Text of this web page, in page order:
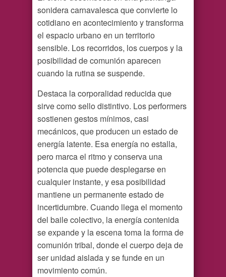
sonidera carnavalesca que convierte lo
cotidiano en acontecimiento y transforma
el espacio urbano en un territorio
sensible. Los recorridos, los cuerpos y la
posibilidad de comunión aparecen
cuando la rutina se suspende.
Destaca la corporalidad reducida que
sirve como sello distintivo. Los performers
sostienen gestos mínimos, casi
mecánicos, que producen un estado de
energía latente. Esa energía no estalla,
pero marca el ritmo y conserva una
potencia que puede desplegarse en
cualquier instante, y esa posibilidad
mantiene un permanente estado de
incertidumbre. Cuando llega el momento
del baile colectivo, la energía contenida
se expande y la escena toma la forma de
comunión tribal, donde el cuerpo deja de
ser unidad aislada y se funde en un
movimiento común.